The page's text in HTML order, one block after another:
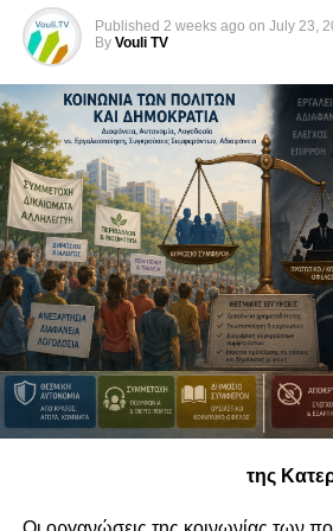
Παράλληλα αναφέρεται ότι θα δωθεί
στον σεβασμό του διεθνούς δικαίου
των κρατών μελών,
κυριαρχικών δικαιωμάτων των
με το διεθνές δίκαιο, όπως
UNCLOS».
Ουκρανία, Ισραήλ…
με λογική «βάζω έναν άλλον στη
Published 2 weeks ago on July 23,
By Vouli TV
της